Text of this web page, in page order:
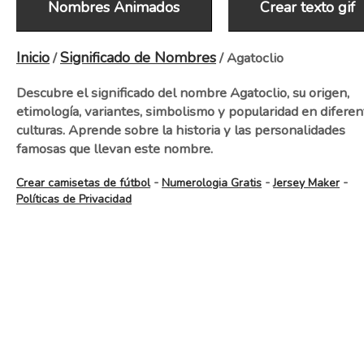
Nombres Animados Crear texto gif
Inicio/Significado de Nombres/ Agatoclio
Descubre el significado del nombre Agatoclio, su origen,
etimología, variantes, simbolismo y popularidad en
culturas. Aprende sobre la historia y las personalidades
famosas que llevan este nombre.
Crear camisetas de fútbol- Numerologia Gratis -Jersey Maker-
Políticas de Privacidad